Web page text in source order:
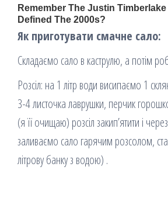
Як приготувати смачне сало:
Складаємо сало в каструлю, а потім
Розсіл: на 1 літр води висипаємо 1
3-4 листочка лаврушки, перчик
(я її очищаю) розсіл закип’ятити і
заливаємо сало гарячим розсолом,
літрову банку з водою) .